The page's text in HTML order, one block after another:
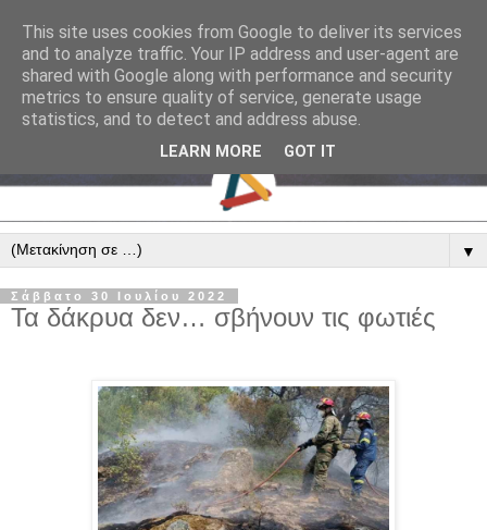
▼
Σάββατο 30 Ιουλίου 2022
Τα δάκρυα δεν… σβήνουν τις φωτιές
This site uses cookies from Google to deliver its services
and to analyze traffic. Your IP address and user-agent are
shared with Google along with performance and security
metrics to ensure quality of service, generate usage
statistics, and to detect and address abuse.
LEARN MORE GOT IT